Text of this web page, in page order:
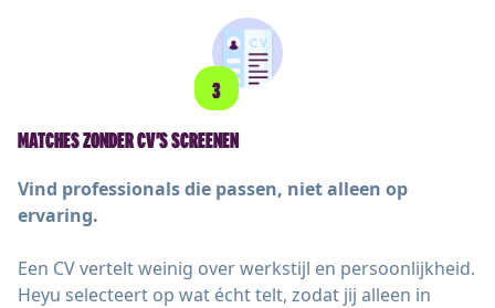
3
MATCHES ZONDER CV’S SCREENEN
Vind professionals die passen, niet alleen op
ervaring.
Een CV vertelt weinig over werkstijl en persoonlijkheid.
Heyu selecteert op wat écht telt, zodat jij alleen in